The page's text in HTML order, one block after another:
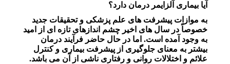
آيا بیماری آلزایمر درمان دارد؟
به موازات پیشرفت های علم پزشکی و تحقیقات جدید
خصوصاً در سال های اخیر چشم اندازهای تازه ای از امید
به وجود آمده است. اما در حال حاضر فرآیند درمان
بیشتر به معنای جلوگیری از پیشرفت بیماری و کنترل
علائم و اختلالات روانی و رفتاری ناشی از آن می باشد.